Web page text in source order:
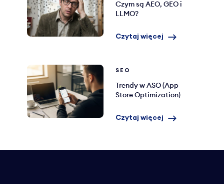
Czym są AEO, GEO i
LLMO?
Czytaj więcej
SEO
Trendy w ASO (App
Store Optimization)
Czytaj więcej